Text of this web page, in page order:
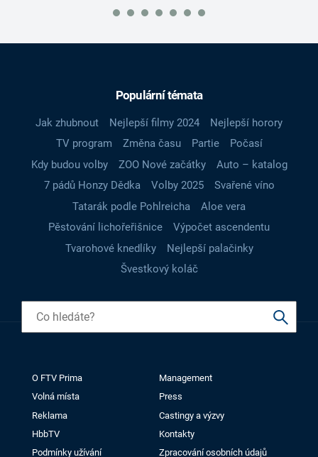
Populární témata
Jak zhubnout Nejlepší filmy 2024
Nejlepší horory
TV program
Změna času Partie
Počasí
Kdy budou volby
ZOO Nové začátky
Auto – katalog
7 pádů Honzy Dědka
Volby 2025
Svařené víno
Tatarák podle Pohlreicha
Aloe vera
Pěstování lichořeřišnice
Výpočet ascendentu
Tvarohové knedlíky
Nejlepší palačinky
Švestkový koláč
O FTV Prima
Management
Volná místa
Press
Reklama
Castingy a výzvy
HbbTV
Kontakty
Podmínky užívání
Zpracování osobních údajů